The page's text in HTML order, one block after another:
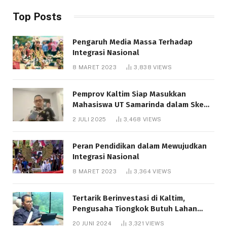
Top Posts
Pengaruh Media Massa Terhadap
Integrasi Nasional
8 MARET 2023 3,838VIEWS
Pemprov Kaltim Siap Masukkan
Mahasiswa UT Samarinda dalam Skema
Bantuan Pendidikan Gratispol
2 JULI 2025 3,468 VIEWS
Peran Pendidikan dalam Mewujudkan
Integrasi Nasional
8 MARET 2023 3,364VIEWS
Tertarik Berinvestasi di Kaltim,
Pengusaha Tiongkok Butuh Lahan
1.000 Hektare
20 JUNI 2024 3,321VIEWS